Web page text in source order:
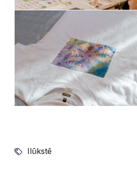
Ilūkstē